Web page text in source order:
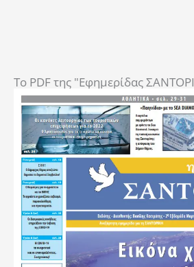
To PDF της "Εφημερίδας